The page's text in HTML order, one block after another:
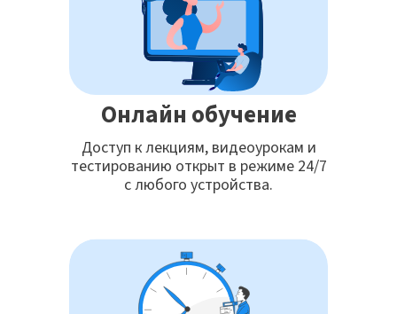
Онлайн обучение
Доступ к лекциям, видеоурокам и
тестированию открыт в режиме 24/7
с любого устройства.